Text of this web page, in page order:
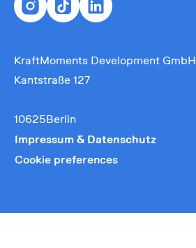
KraftMoments Development GmbH
Kantstraße 127
10625Berlin
Impressum & Datenschutz
Cookie preferences